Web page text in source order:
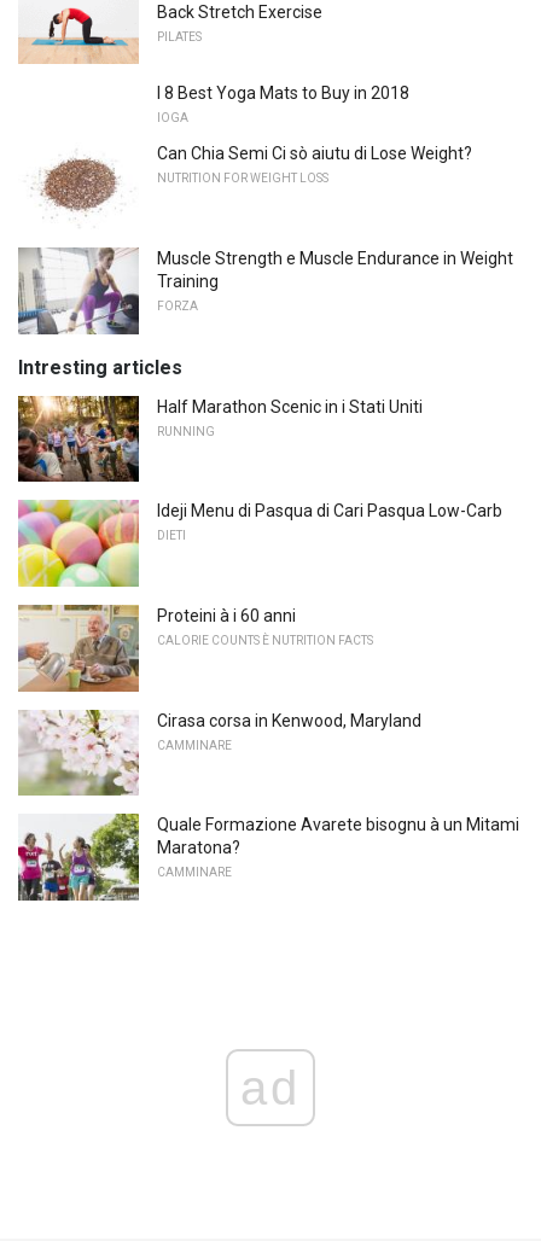
Back Stretch Exercise
PILATES
I 8 Best Yoga Mats to Buy in 2018
IOGA
Can Chia Semi Ci sò aiutu di Lose Weight?
NUTRITION FOR WEIGHT LOSS
Muscle Strength e Muscle Endurance in Weight
Training
FORZA
Intresting articles
Half Marathon Scenic in i Stati Uniti
RUNNING
Ideji Menu di Pasqua di Cari Pasqua Low-Carb
DIETI
Proteini à i 60 anni
CALORIE COUNTS È NUTRITION FACTS
Cirasa corsa in Kenwood, Maryland
CAMMINARE
Quale Formazione Avarete bisognu à un Mitami
Maratona?
CAMMINARE
ad